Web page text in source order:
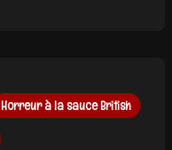
Horreur à la sauce British